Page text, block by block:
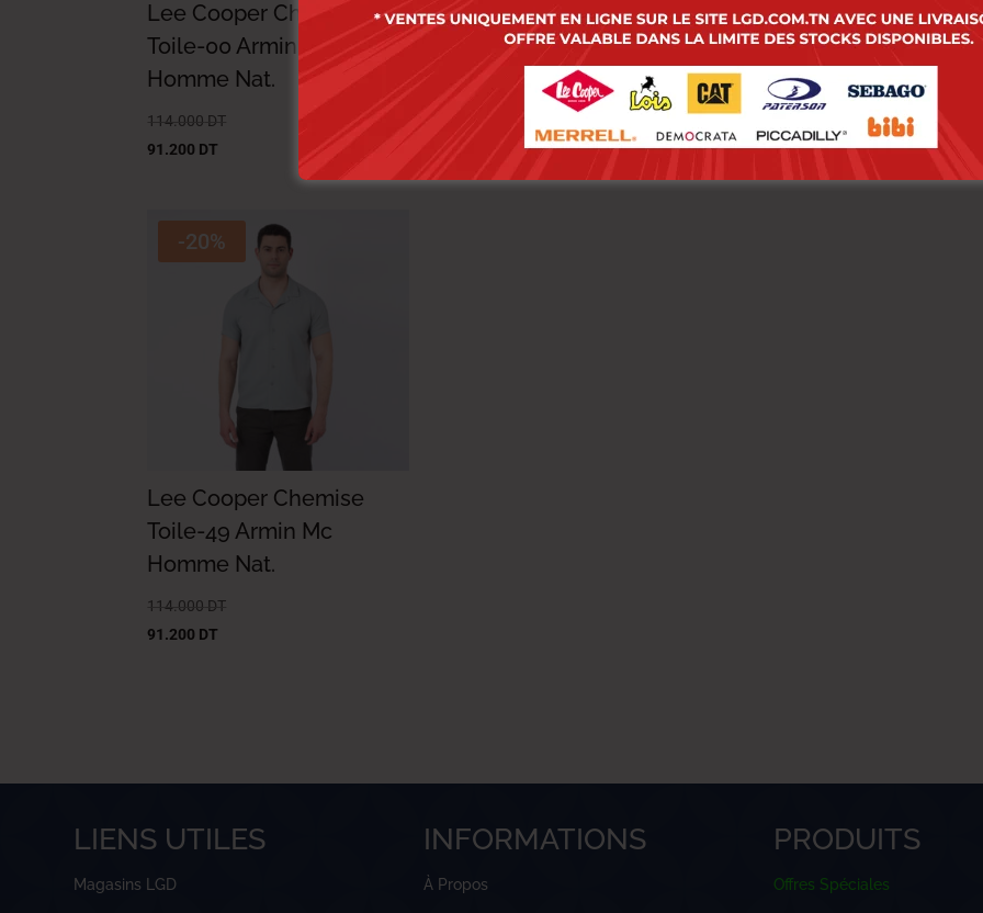
Lee Cooper Chemise
Toile-00 Armin Mc
Homme Nat.
114.000 DT
91.200 DT
Lee Cooper Chemise
Toile-01 Linzo ML
Homme Nat.
95.200
DT
Lee Cooper Chemise
Toile-04 Linzo ML
Homme Nat.
95.200DT
-20%
Lee Cooper Chemise
Toile-49 Armin Mc
Homme Nat.
114.000 DT
91.200 DT
LIENS UTILES
Magasins LGD
INFORMATIONS
À Propos
PRODUITS
Offres Spéciales